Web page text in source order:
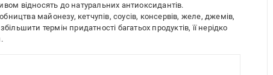
відносять до натуральних антиоксидантів.
майонезу, кетчупів, соусів, консервів, желе, джемів,
термін придатності багатьох продуктів, її нерідко